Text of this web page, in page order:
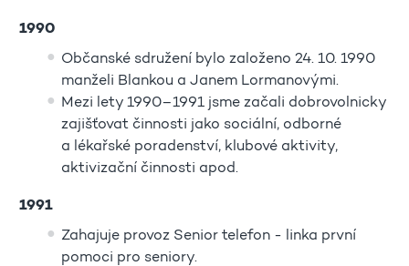
1990
Občanské sdružení bylo založeno 24. 10. 1990
manželi Blankou a Janem Lormanovými.
Mezi lety 1990–1991 jsme začali dobrovolnicky
zajišťovat činnosti jako sociální, odborné
a lékařské poradenství, klubové aktivity,
aktivizační činnosti apod.
1991
Zahajuje provoz Senior telefon - linka první
pomoci pro seniory.